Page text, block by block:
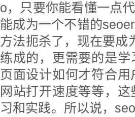
o，只要你能看懂一点
能成为一个不错的
方法扼杀了，现在要成
练成的，更需要的是
页面设计如何才符合
网站打开速度等等，
习和实践。所以说，